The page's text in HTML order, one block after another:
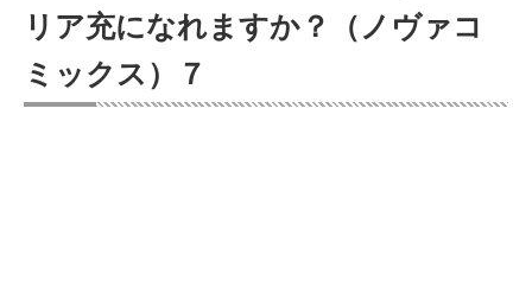
Myシェルフ
プレミアム
リア充になれますか？（ノヴァコ
ミックス）７